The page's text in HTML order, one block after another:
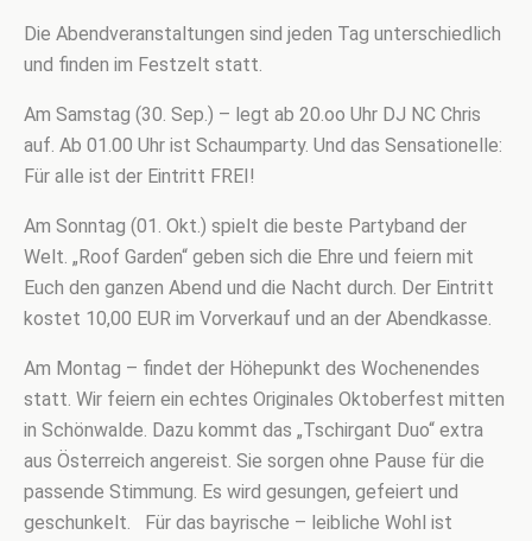
Die Abendveranstaltungen sind jeden Tag unterschiedlich
und finden im Festzelt statt.
Am Samstag (30. Sep.) – legt ab 20.oo Uhr DJ NC Chris
auf. Ab 01.00 Uhr ist Schaumparty. Und das Sensationelle:
Für alle ist der Eintritt FREI!
Am Sonntag (01. Okt.) spielt die beste Partyband der
Welt. „Roof Garden“ geben sich die Ehre und feiern mit
Euch den ganzen Abend und die Nacht durch. Der Eintritt
kostet 10,00 EUR im Vorverkauf und an der Abendkasse.
Am Montag – findet der Höhepunkt des Wochenendes
statt. Wir feiern ein echtes Originales Oktoberfest mitten
in Schönwalde. Dazu kommt das „Tschirgant Duo“ extra
aus Österreich angereist. Sie sorgen ohne Pause für die
passende Stimmung. Es wird gesungen, gefeiert und
geschunkelt. Für das bayrische – leibliche Wohl ist